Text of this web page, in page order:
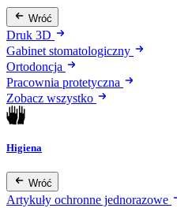
Wróć
Druk 3D
Gabinet stomatologiczny
Ortodoncja
Pracownia protetyczna
Zobacz wszystko
Higiena
Wróć
Artykuły ochronne jednorazowe